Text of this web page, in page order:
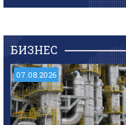
БИЗНЕС
07.08.2026